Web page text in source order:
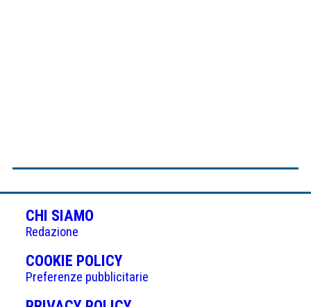
CHI SIAMO
Redazione
COOKIE POLICY(APRE
IN
UNA
Preferenze pubblicitarie